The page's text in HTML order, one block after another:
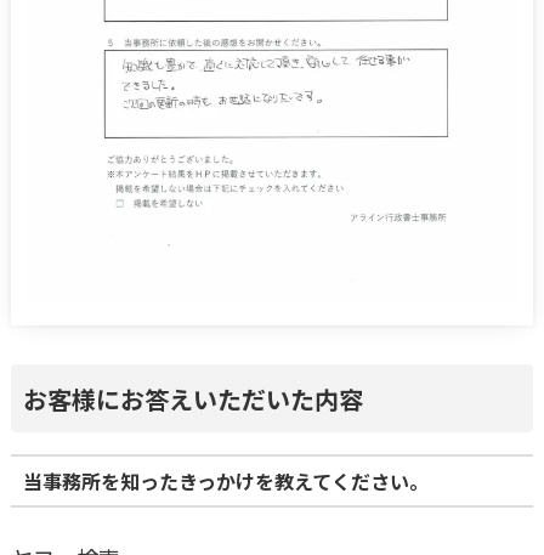
お客様にお答えいただいた内容
当事務所を知ったきっかけを教えてください。